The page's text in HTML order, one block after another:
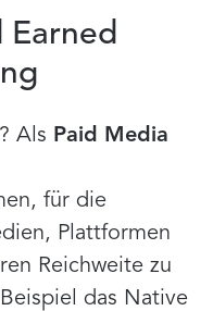
Earned
Als Paid Media
für die
Plattformen
Reichweite zu
das Native